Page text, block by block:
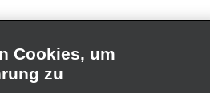
Cookies, um
zu